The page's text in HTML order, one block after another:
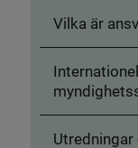
Vilka är